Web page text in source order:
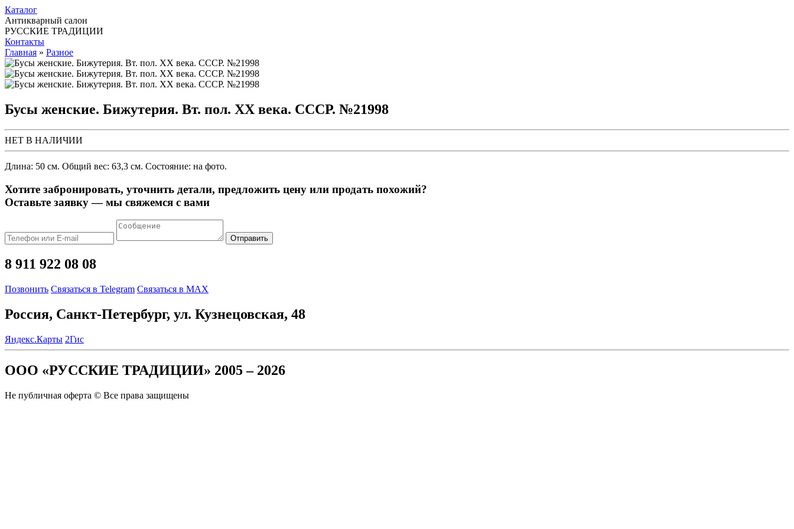
Каталог
Антикварный салон
РУССКИЕ ТРАДИЦИИ
Контакты
Главная » Разное
Бусы женские. Бижутерия. Вт. пол. ХХ века. СССР. №21998
НЕТ В НАЛИЧИИ
Длина: 50 см. Общий вес: 63,3 см. Состояние: на фото.
Хотите забронировать, уточнить детали, предложить цену или продать похожий?
Оставьте заявку — мы свяжемся с вами
Отправить
8 911 922 08 08
Позвонить Связаться в Telegram Связаться в MAX
Россия, Санкт-Петербург, ул. Кузнецовская, 48
Яндекс.Карты 2Гис
ООО «РУССКИЕ ТРАДИЦИИ» 2005 – 2026
Не публичная оферта © Все права защищены